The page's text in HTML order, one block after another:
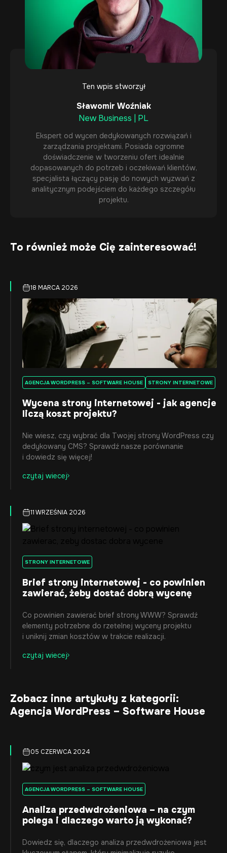
Ten wpis stworzył
Sławomir Woźniak
New Business | PL
Ekspert od wycen dedykowanych rozwiązań i
zarządzania projektami. Posiada ogromne
doświadczenie w tworzeniu ofert idealnie
dopasowanych do potrzeb i oczekiwań klientów,
specjalista łączący pasję do nowych wyzwań z
analitycznym podejściem do każdego szczegółu
projektu.
To również może Cię zainteresować!
18 MARCA 2026
AGENCJA WORDPRESS – SOFTWARE HOUSE STRONY INTERNETOWE
Wycena strony internetowej - jak agencje
liczą koszt projektu?
Nie wiesz, czy wybrać dla Twojej strony WordPress czy
dedykowany CMS? Sprawdź nasze porównanie
i dowiedz się więcej!
czytaj wiecej
11 WRZEŚNIA 2026
STRONY INTERNETOWE
Brief strony internetowej - co powinien
zawierać, żeby dostać dobrą wycenę
Co powinien zawierać brief strony WWW? Sprawdź
elementy potrzebne do rzetelnej wyceny projektu
i uniknij zmian kosztów w trakcie realizacji.
czytaj wiecej
Zobacz inne artykuły z kategorii:
Agencja WordPress – Software House
05 CZERWCA 2024
AGENCJA WORDPRESS – SOFTWARE HOUSE
Analiza przedwdrożeniowa – na czym
polega i dlaczego warto ją wykonać?
Dowiedz się, dlaczego analiza przedwdrożeniowa jest